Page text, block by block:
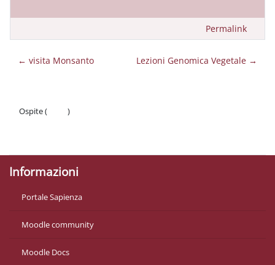
Permalink
← visita Monsanto Lezioni Genomica Vegetale →
Ospite (
)
Informazioni
Portale Sapienza
Moodle community
Moodle Docs